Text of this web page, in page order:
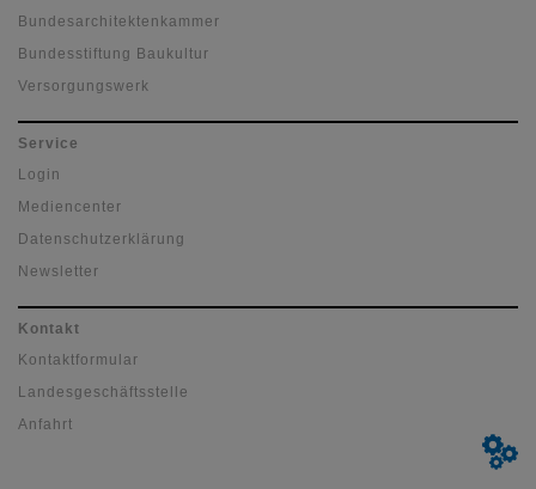
Bundesarchitektenkammer
Bundesstiftung Baukultur
Versorgungswerk
Service
Login
Mediencenter
Datenschutzerklärung
Newsletter
Kontakt
Kontaktformular
Landesgeschäftsstelle
Anfahrt